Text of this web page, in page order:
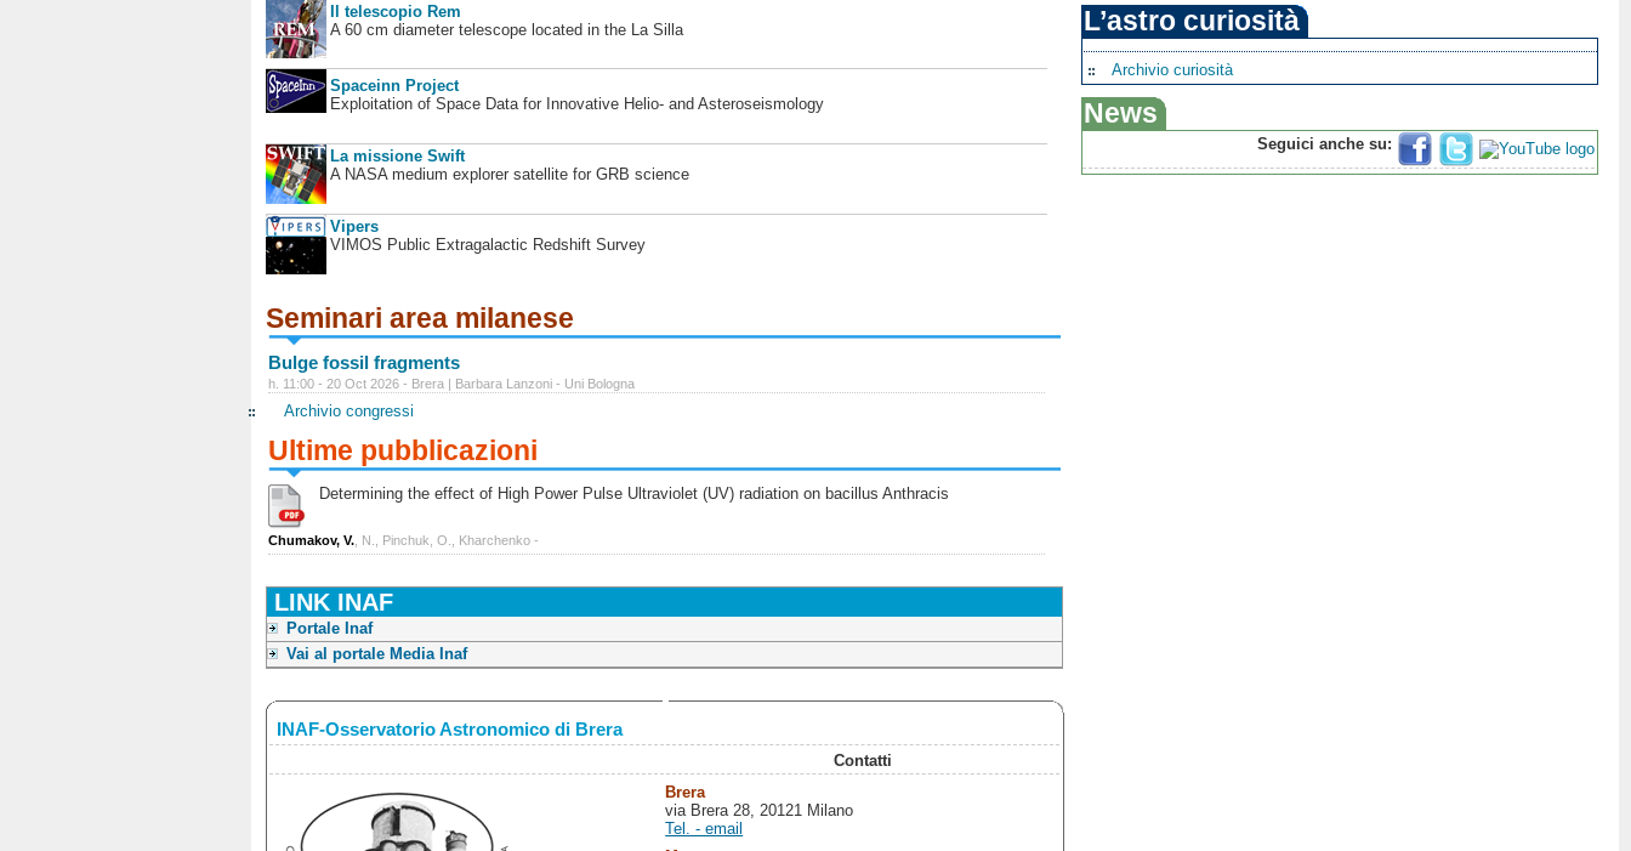
Il telescopio Rem
A 60 cm diameter telescope located in the La Silla
Spaceinn Project
Exploitation of Space Data for Innovative Helio- and Asteroseismology
La missione Swift
A NASA medium explorer satellite for GRB science
Vipers
VIMOS Public Extragalactic Redshift Survey
Seminari area milanese
Bulge fossil fragments
h. 11:00 - 20 Oct 2026 - Brera | Barbara Lanzoni - Uni Bologna
Archivio congressi
Ultime pubblicazioni
Determining the effect of High Power Pulse Ultraviolet (UV) radiation on bacillus Anthracis
Chumakov, V. , N., Pinchuk, O., Kharchenko -
LINK INAF
Portale Inaf
Vai al portale Media Inaf
INAF-Osservatorio Astronomico di Brera
Contatti
Brera
via Brera 28, 20121 Milano
Tel. - email
L’astro curiosità
Archivio curiosità
News
Seguici anche su: